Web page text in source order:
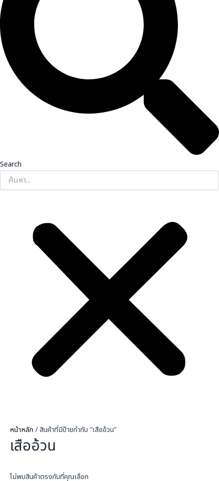
Search
หน้าหลัก / สินค้าที่มีป้ายกำกับ “เสืออ้วน”
เสืออ้วน
ไม่พบสินค้าตรงกับที่คุณเลือก